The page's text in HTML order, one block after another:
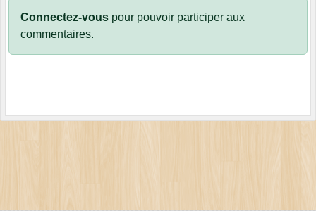
Connectez-vous pour pouvoir participer aux
commentaires.